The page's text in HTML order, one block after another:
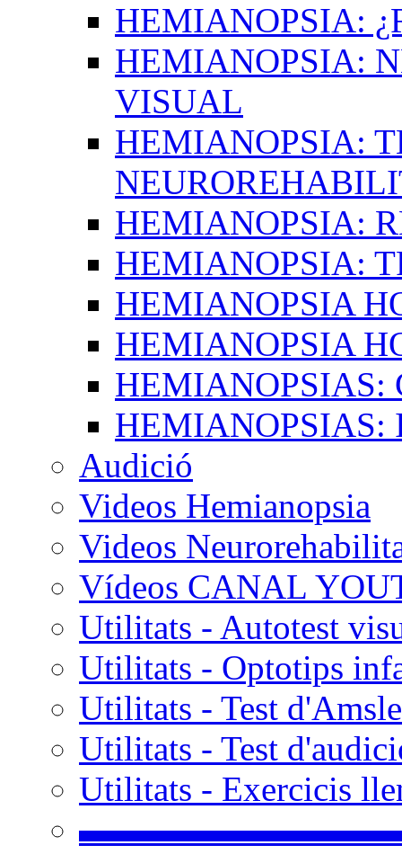
HEMIANOPSIA:
HEMIANOPSIA:
VISUAL
HEMIANOPSIA:
HEMIANOPSIA:
HEMIANOPSIA:
HEMIANOPSIA
HEMIANOPSIA
HEMIANOPSIAS:
HEMIANOPSIAS:
Audició
Videos Hemianopsia
Videos
Vídeos CANAL
Utilitats - Autotest
Utilitats - Optotips
Utilitats - Test
Utilitats - Test
Utilitats - Exercicis